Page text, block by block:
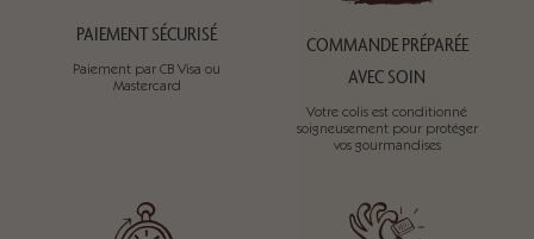
PAIEMENT SÉCURISÉ
Paiement par CB Visa ou
Mastercard
COMMANDE PRÉPARÉE
AVEC SOIN
Votre colis est conditionné
soigneusement pour protéger
vos gourmandises